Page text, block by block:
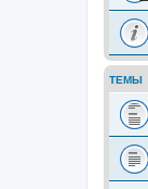
ТЕМЫ